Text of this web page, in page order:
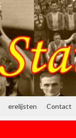
erelijsten Contact